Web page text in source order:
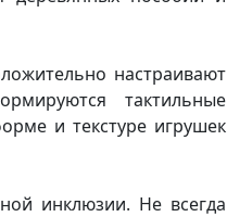
настраивают
тактильные
и текстуре игрушек
инклюзии. Не всегда